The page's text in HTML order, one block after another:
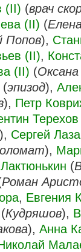
(II) (врач
(II) (
Попов),
(II),
(II) (
(эпизод),
), Петр
Терехов
), Сергей
),
(
Роман
, Евгения
(Кудряшов),
), Анна